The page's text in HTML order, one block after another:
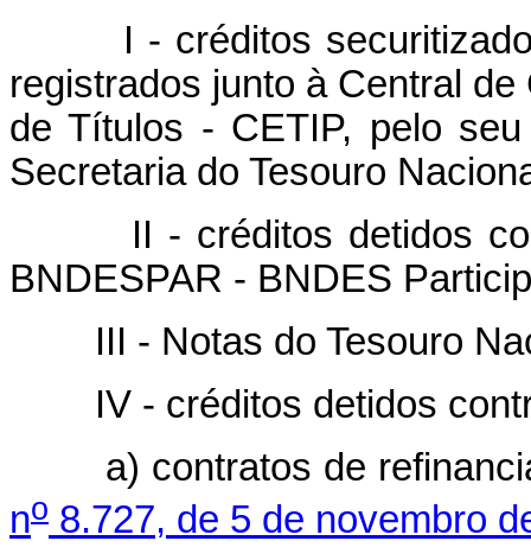
I - créditos securitizados
registrados junto à Central
de Títulos - CETIP, pelo
Secretaria do Tesouro
II - créditos detidos
BNDESPAR - BNDES
III - Notas do Tesouro
IV - créditos detidos
a) contratos de
no 8.727, de 5 de novembro